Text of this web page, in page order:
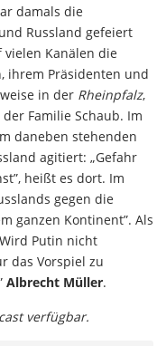
damals die
Russland gefeiert
Kanälen die
ihrem Präsidenten und
in der Rheinpfalz,
Familie Schaub. Im
daneben stehenden
agitiert: „Gefahr
heißt es dort. Im
gegen die
ganzen Kontinent”. Als
Putin nicht
das Vorspiel zu
Albrecht Müller.
verfügbar.